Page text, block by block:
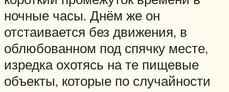
ночные часы. Днём же он
отстаивается без движения, в
облюбованном под спячку месте,
изредка охотясь на те пищевые
объекты, которые по случайности